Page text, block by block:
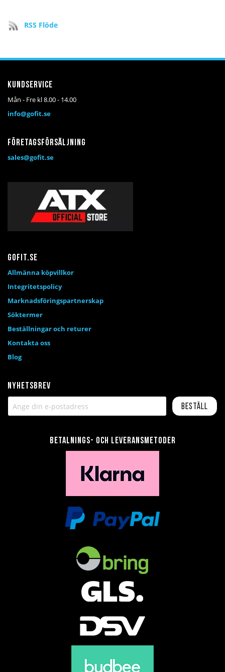
RSS Flöde
Nyhetsbrev
Beställ
Kundservice
Mån - Fre kl 8.00 - 14.00
info@gofit.se
Företagsförsäljning
sales@gofit.se
Betalnings- och leveransmetoder
Gofit.se
Allmänna köpvillkor
Integritetspolicy
Marknadsföringspartnerskap
Söktermer
Beställningar och returer
Kontakta oss
Blog